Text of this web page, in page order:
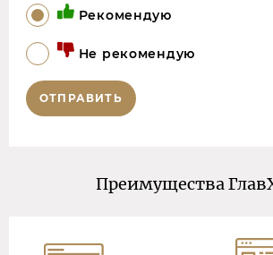
Рекомендую
Не рекомендую
ОТПРАВИТЬ
Преимущества